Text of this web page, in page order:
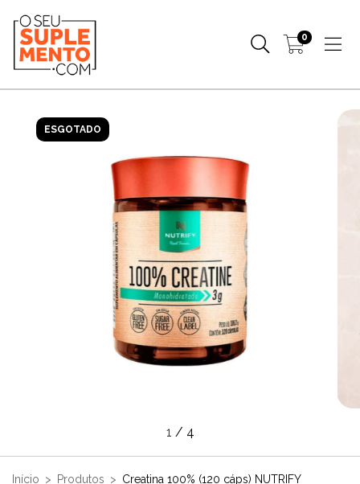
0
ESGOTADO
1 / 4
Início > Produtos > Creatina 100% (120 cáps) NUTRIFY